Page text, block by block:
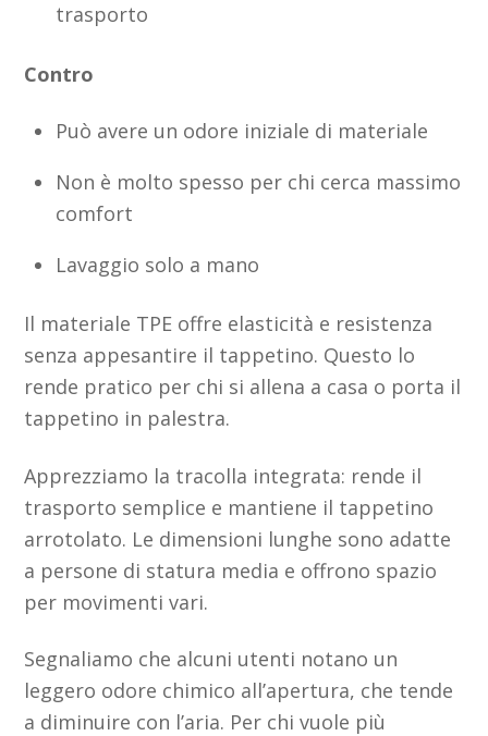
trasporto
Contro
Può avere un odore iniziale di materiale
Non è molto spesso per chi cerca massimo
comfort
Lavaggio solo a mano
Il materiale TPE offre elasticità e resistenza
senza appesantire il tappetino. Questo lo
rende pratico per chi si allena a casa o porta il
tappetino in palestra.
Apprezziamo la tracolla integrata: rende il
trasporto semplice e mantiene il tappetino
arrotolato. Le dimensioni lunghe sono adatte
a persone di statura media e offrono spazio
per movimenti vari.
Segnaliamo che alcuni utenti notano un
leggero odore chimico all’apertura, che tende
a diminuire con l’aria. Per chi vuole più